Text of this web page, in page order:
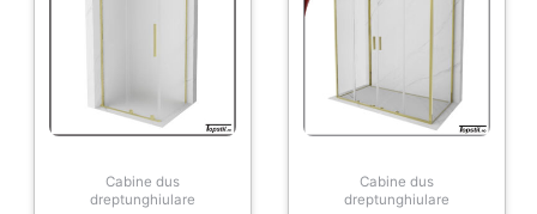
Cabine dus
dreptunghiulare
Cabine dus
dreptunghiulare